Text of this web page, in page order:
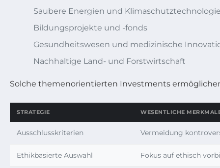
Saubere Energien und
Bildungsprojekte und -fonds
Gesundheitswesen und medizinische
Nachhaltige Land- und Forstwirtschaft
Solche themenorientierten Investments
STRATEGIE WESENTLICHE
Ausschlusskriterien Vermeidung
Ethikbasierte Auswahl Fokus auf ethisch